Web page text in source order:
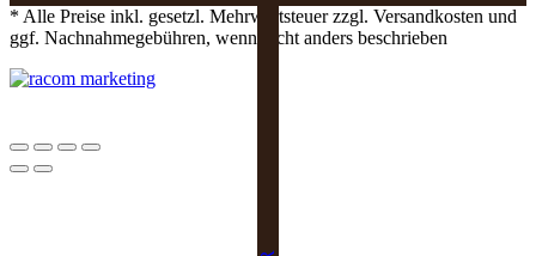
* Alle Preise inkl. gesetzl. Mehrwertsteuer zzgl. Versandkosten und
ggf. Nachnahmegebühren, wenn nicht anders beschrieben